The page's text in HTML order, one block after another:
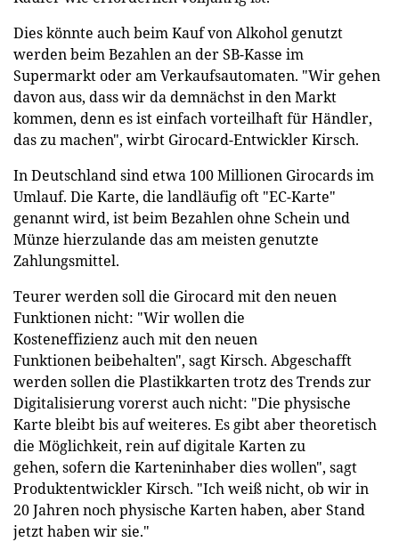
Dies könnte auch beim Kauf von Alkohol genutzt
werden beim Bezahlen an der SB-Kasse im
Supermarkt oder am Verkaufsautomaten. "Wir gehen
davon aus, dass wir da demnächst in den Markt
kommen, denn es ist einfach vorteilhaft für Händler,
das zu machen", wirbt Girocard-Entwickler Kirsch.
In Deutschland sind etwa 100 Millionen Girocards im
Umlauf. Die Karte, die landläufig oft "EC-Karte"
genannt wird, ist beim Bezahlen ohne Schein und
Münze hierzulande das am meisten genutzte
Zahlungsmittel.
Teurer werden soll die Girocard mit den neuen
Funktionen nicht: "Wir wollen die
Kosteneffizienz auch mit den neuen
Funktionen beibehalten", sagt Kirsch. Abgeschafft
werden sollen die Plastikkarten trotz des Trends zur
Digitalisierung vorerst auch nicht: "Die physische
Karte bleibt bis auf weiteres. Es gibt aber theoretisch
die Möglichkeit, rein auf digitale Karten zu
gehen, sofern die Karteninhaber dies wollen", sagt
Produktentwickler Kirsch. "Ich weiß nicht, ob wir in
20 Jahren noch physische Karten haben, aber Stand
jetzt haben wir sie."